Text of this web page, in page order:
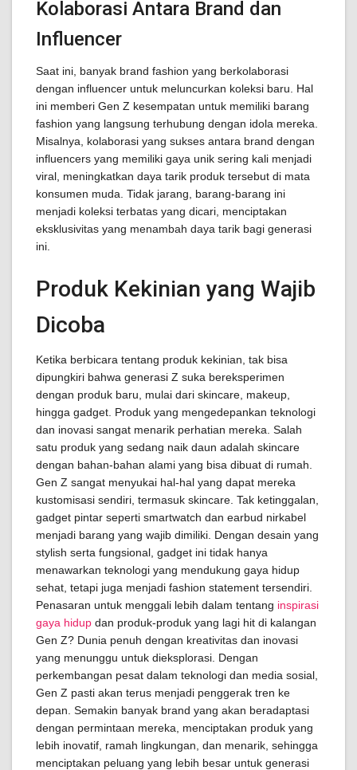
Kolaborasi Antara Brand dan
Influencer
Saat ini, banyak brand fashion yang berkolaborasi
dengan influencer untuk meluncurkan koleksi baru. Hal
ini memberi Gen Z kesempatan untuk memiliki barang
fashion yang langsung terhubung dengan idola mereka.
Misalnya, kolaborasi yang sukses antara brand dengan
influencers yang memiliki gaya unik sering kali menjadi
viral, meningkatkan daya tarik produk tersebut di mata
konsumen muda. Tidak jarang, barang-barang ini
menjadi koleksi terbatas yang dicari, menciptakan
eksklusivitas yang menambah daya tarik bagi generasi
ini.
Produk Kekinian yang Wajib
Dicoba
Ketika berbicara tentang produk kekinian, tak bisa
dipungkiri bahwa generasi Z suka bereksperimen
dengan produk baru, mulai dari skincare, makeup,
hingga gadget. Produk yang mengedepankan teknologi
dan inovasi sangat menarik perhatian mereka. Salah
satu produk yang sedang naik daun adalah skincare
dengan bahan-bahan alami yang bisa dibuat di rumah.
Gen Z sangat menyukai hal-hal yang dapat mereka
kustomisasi sendiri, termasuk skincare. Tak ketinggalan,
gadget pintar seperti smartwatch dan earbud nirkabel
menjadi barang yang wajib dimiliki. Dengan desain yang
stylish serta fungsional, gadget ini tidak hanya
menawarkan teknologi yang mendukung gaya hidup
sehat, tetapi juga menjadi fashion statement tersendiri.
Penasaran untuk menggali lebih dalam tentang inspirasi
gaya hidup dan produk-produk yang lagi hit di kalangan
Gen Z? Dunia penuh dengan kreativitas dan inovasi
yang menunggu untuk dieksplorasi. Dengan
perkembangan pesat dalam teknologi dan media sosial,
Gen Z pasti akan terus menjadi penggerak tren ke
depan. Semakin banyak brand yang akan beradaptasi
dengan permintaan mereka, menciptakan produk yang
lebih inovatif, ramah lingkungan, dan menarik, sehingga
menciptakan peluang yang lebih besar untuk generasi